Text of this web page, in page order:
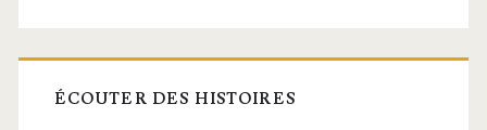
ÉCOUTER DES HISTOIRES